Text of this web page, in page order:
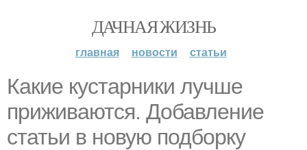
ДАЧНАЯ ЖИЗНЬ
главная новости статьи
Какие кустарники лучше
приживаются. Добавление
статьи в новую подборку